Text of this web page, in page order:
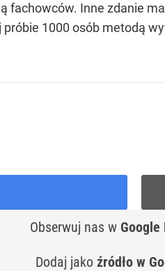
fachowców. Inne zdanie
1000 osób metodą
Obserwuj nas w Google
Dodaj jako źródło w